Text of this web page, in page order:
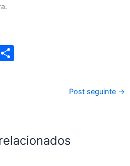
Post seguinte →